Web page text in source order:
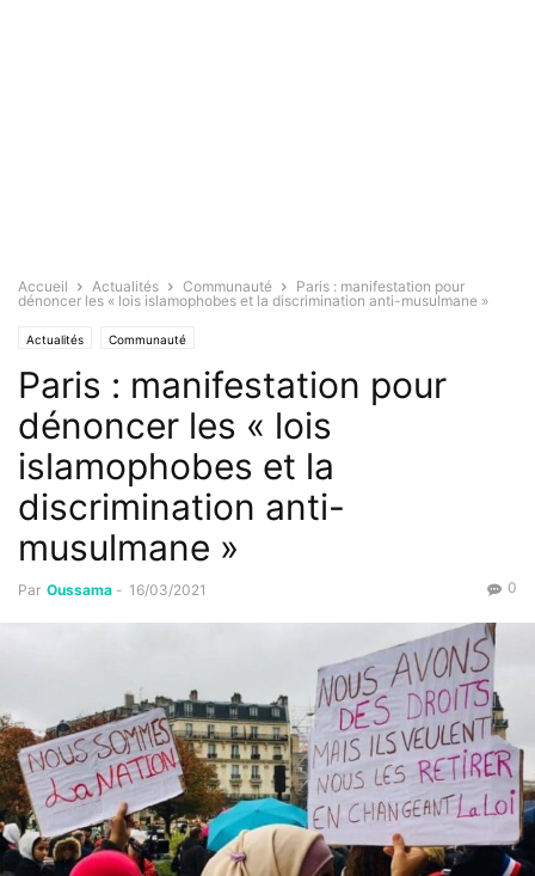
Accueil Actualités Communauté
Paris : manifestation pour
dénoncer les « lois islamophobes et la discrimination anti-musulmane »
Actualités Communauté
Paris : manifestation pour
dénoncer les « lois
islamophobes et la
discrimination anti-
musulmane »
Par Oussama - 16/03/2021 0